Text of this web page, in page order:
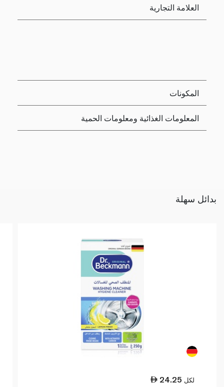
العلامة التجارية
المكونات
المعلومات الغذائية ومعلومات الحمية
بدائل سهلة
24.25 لكل